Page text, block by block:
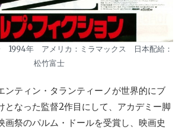
年 アメリカ：ミラマックス 日本配給：
松竹富士
ンティン・タランティーノが世界的にブ
となった監督2作目にして、アカデミー脚
画祭のパルム・ドールを受賞し、映画史